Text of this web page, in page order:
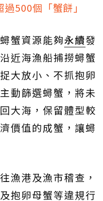
500個「蟹餅」
蟹資源能夠永續發
近海漁船捕撈蟳蟹
大放小、不抓抱卵
動篩選蟳蟹，將未
大海，保留體型較
價值的成蟹，讓蟳
漁港及漁市稽查，
抱卵母蟹等違規行